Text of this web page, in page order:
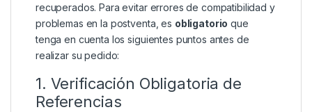
recuperados. Para evitar errores de compatibilidad y
problemas en la postventa, es obligatorio que
tenga en cuenta los siguientes puntos antes de
realizar su pedido:
1. Verificación Obligatoria de
Referencias